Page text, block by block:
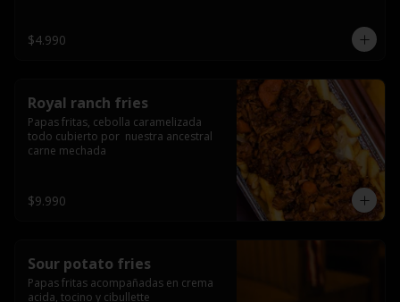
$4.990
Royal ranch fries
Papas fritas, cebolla caramelizada
todo cubierto por  nuestra ancestral
carne mechada
$9.990
Sour potato fries
Papas fritas acompañadas en crema
acida, tocino y cibullette